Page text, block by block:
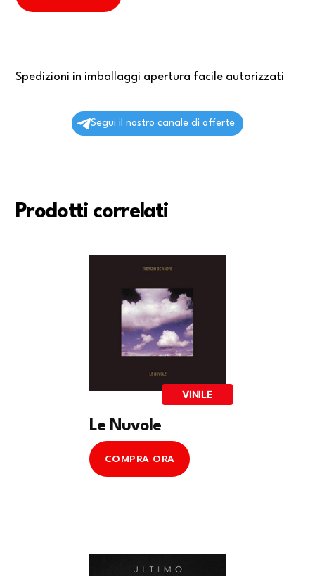
Spedizioni in imballaggi apertura facile autorizzati
Segui il nostro canale di offerte
Prodotti correlati
VINILE
Le Nuvole
COMPRA ORA